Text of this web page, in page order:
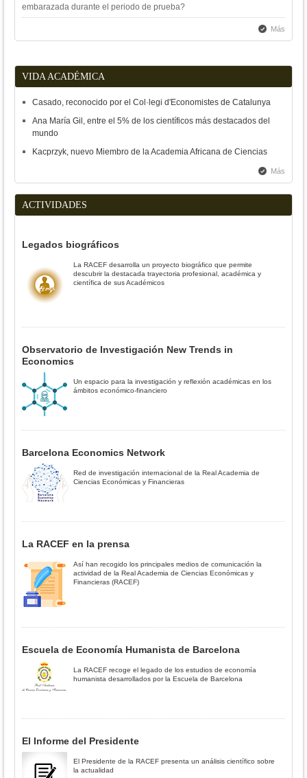
embarazada durante el periodo de prueba?
Más
VIDA ACADÉMICA
Casado, reconocido por el Col·legi d'Economistes de Catalunya
Ana María Gil, entre el 5% de los científicos más destacados del
mundo
Kacprzyk, nuevo Miembro de la Academia Africana de Ciencias
Más
ACTIVIDADES
Legados biográficos
La RACEF desarrolla un proyecto biográfico que permite
descubrir la destacada trayectoria profesional, académica y
científica de sus Académicos
Observatorio de Investigación New Trends in
Economics
Un espacio para la investigación y reflexión académicas en los
ámbitos económico-financiero
Barcelona Economics Network
Red de investigación internacional de la Real Academia de
Ciencias Económicas y Financieras
La RACEF en la prensa
Así han recogido los principales medios de comunicación la
actividad de la Real Academia de Ciencias Económicas y
Financieras (RACEF)
Escuela de Economía Humanista de Barcelona
La RACEF recoge el legado de los estudios de economía
humanista desarrollados por la Escuela de Barcelona
El Informe del Presidente
El Presidente de la RACEF presenta un análisis científico sobre
la actualidad